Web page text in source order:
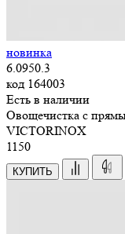
новинка
6.0950.3
код 164003
Есть в наличии
Овощечистка с
VICTORINOX
1 150
КУПИТЬ